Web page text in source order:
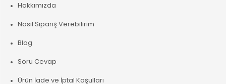
Hakkımızda
Nasıl Sipariş Verebilirim
Blog
Soru Cevap
Ürün İade ve İptal Koşulları